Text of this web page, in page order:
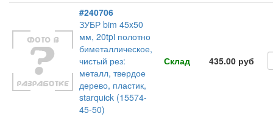
#240706
ЗУБР bim 45x50
мм, 20tpi полотно
биметаллическое,
чистый рез:
металл, твердое
дерево, пластик,
starquick (15574-
45-50)
Склад 435.00 руб